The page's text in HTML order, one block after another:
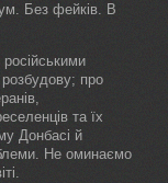
Без фейків. В
про
та їх
Донбасі й
Не оминаємо